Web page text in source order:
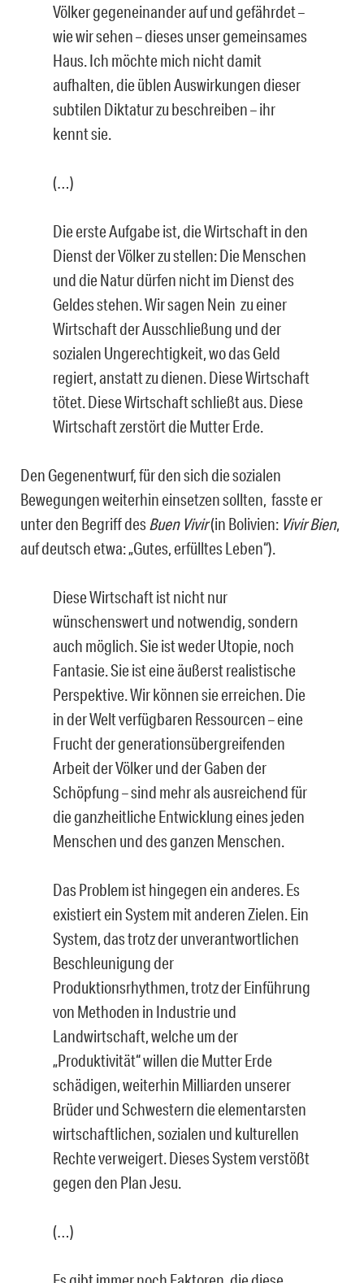
Völker gegeneinander auf und gefährdet –
wie wir sehen – dieses unser gemeinsames
Haus. Ich möchte mich nicht damit
aufhalten, die üblen Auswirkungen dieser
subtilen Diktatur zu beschreiben – ihr
kennt sie.
(…)
Die erste Aufgabe ist, die Wirtschaft in den
Dienst der Völker zu stellen: Die Menschen
und die Natur dürfen nicht im Dienst des
Geldes stehen. Wir sagen Nein zu einer
Wirtschaft der Ausschließung und der
sozialen Ungerechtigkeit, wo das Geld
regiert, anstatt zu dienen. Diese Wirtschaft
tötet. Diese Wirtschaft schließt aus. Diese
Wirtschaft zerstört die Mutter Erde.
Den Gegenentwurf, für den sich die sozialen
Bewegungen weiterhin einsetzen sollten, fasste er
unter den Begriff desBuen Vivir(in Bolivien: Vivir Bien,
auf deutsch etwa: „Gutes, erfülltes Leben“).
Diese Wirtschaft ist nicht nur
wünschenswert und notwendig, sondern
auch möglich. Sie ist weder Utopie, noch
Fantasie. Sie ist eine äußerst realistische
Perspektive. Wir können sie erreichen. Die
in der Welt verfügbaren Ressourcen – eine
Frucht der generationsübergreifenden
Arbeit der Völker und der Gaben der
Schöpfung – sind mehr als ausreichend für
die ganzheitliche Entwicklung eines jeden
Menschen und des ganzen Menschen.
Das Problem ist hingegen ein anderes. Es
existiert ein System mit anderen Zielen. Ein
System, das trotz der unverantwortlichen
Beschleunigung der
Produktionsrhythmen, trotz der Einführung
von Methoden in Industrie und
Landwirtschaft, welche um der
„Produktivität“ willen die Mutter Erde
schädigen, weiterhin Milliarden unserer
Brüder und Schwestern die elementarsten
wirtschaftlichen, sozialen und kulturellen
Rechte verweigert. Dieses System verstößt
gegen den Plan Jesu.
(…)